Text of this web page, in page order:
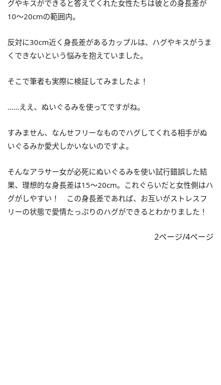
グやキスができると答えてくれた女性たちは彼との身長差が
10～20cmの範囲内。
反対に30cm近く身長差があるカップルは、ハグやキスがうま
くできないという悩みを抱えていました。
そこで筆者も実際に検証してみましたよ！
……ええ、ぬいぐるみを使ってですがね。
すみません、なんせフリーなものでハグしてくれる相手がぬ
いぐるみか愛犬しかいないのですよ。
そんなアラサー女が必死にぬいぐるみを使い試行錯誤した結
果、理想的な身長差は15～20cm。これぐらいだと女性側はハ
グがしやすい！ この身長差であれば、お互いがストレスフ
リーの状態で愛情たっぷりのハグができるとわかりました！
2ページ/4ページ